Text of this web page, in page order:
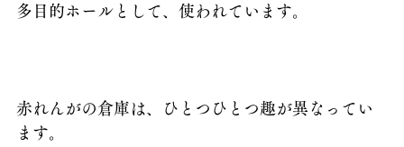
多目的ホールとして、使われています。
赤れんがの倉庫は、ひとつひとつ趣が異なってい
ます。